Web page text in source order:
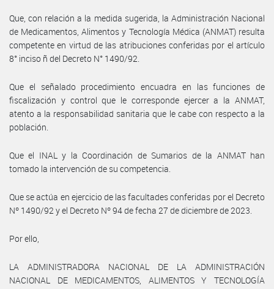
Que, con relación a la medida sugerida, la Administración Nacional
de Medicamentos, Alimentos y Tecnología Médica (ANMAT) resulta
competente en virtud de las atribuciones conferidas por el artículo
8° inciso ñ del Decreto N° 1490/92.
Que el señalado procedimiento encuadra en las funciones de
fiscalización y control que le corresponde ejercer a la ANMAT,
atento a la responsabilidad sanitaria que le cabe con respecto a la
población.
Que el INAL y la Coordinación de Sumarios de la ANMAT han
tomado la intervención de su competencia.
Que se actúa en ejercicio de las facultades conferidas por el Decreto
Nº 1490/92 y el Decreto Nº 94 de fecha 27 de diciembre de 2023.
Por ello,
LA ADMINISTRADORA NACIONAL DE LA ADMINISTRACIÓN
NACIONAL DE MEDICAMENTOS, ALIMENTOS Y TECNOLOGÍA